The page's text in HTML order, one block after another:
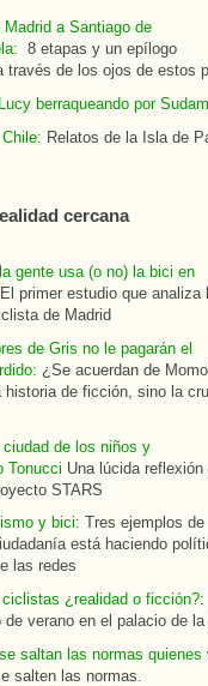
Madrid a Santiago de
8 etapas y un epílogo
través de los ojos de estos
berraqueando por
Relatos de la Isla de
cercana
gente usa (o no) la bici en
primer estudio que analiza
de Madrid
de Gris no le pagarán el
¿Se acuerdan de
historia de ficción, sino la
ciudad de los niños y
Tonucci Una lúcida reflexión
STARS
y bici: Tres ejemplos de
está haciendo
las redes
¿realidad o ficción?:
de verano en el palacio de
saltan las normas quienes
salten las normas.